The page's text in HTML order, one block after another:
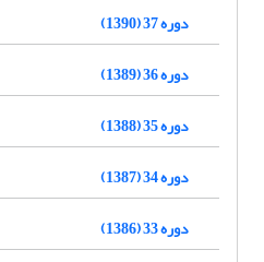
دوره 37 (1390)
دوره 36 (1389)
دوره 35 (1388)
دوره 34 (1387)
دوره 33 (1386)